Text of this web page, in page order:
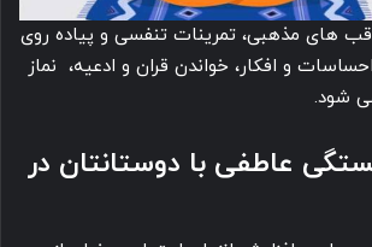
های مذهبی، تمرینات تنفسی و پیاده روی
و افکار، خواندن قران و ادعیه، نماز
شود.
عاطفی با دوستانتان در